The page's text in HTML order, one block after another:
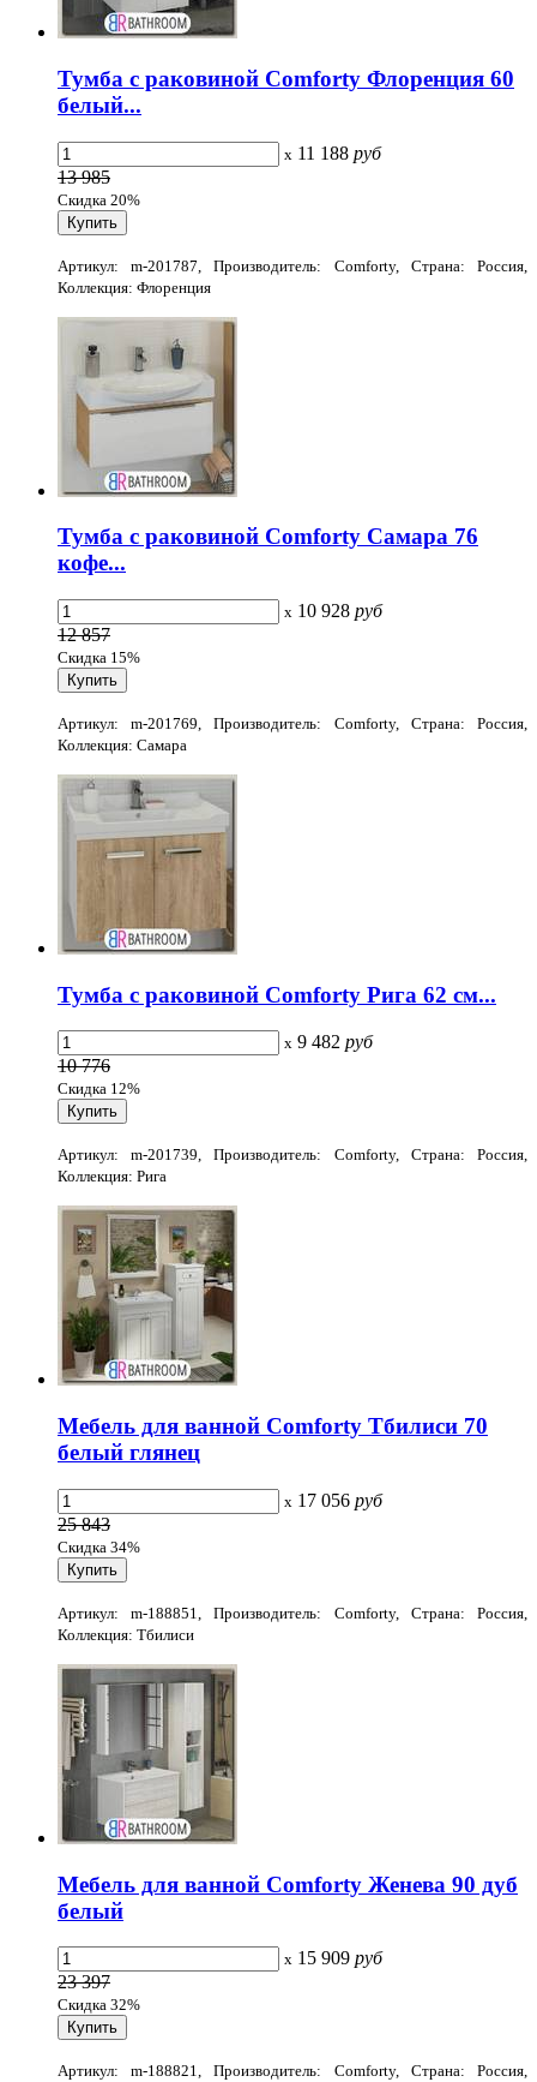
Тумба с раковиной Comforty Флоренция 60
белый...
x 11 188 руб
13 985
Скидка 20%
Артикул: m-201787, Производитель: Comforty, Страна: Россия,
Коллекция: Флоренция
Тумба с раковиной Comforty Самара 76
кофе...
x 10 928 руб
12 857
Скидка 15%
Артикул: m-201769, Производитель: Comforty, Страна: Россия,
Коллекция: Самара
Тумба с раковиной Comforty Рига 62 см...
x 9 482 руб
10 776
Скидка 12%
Артикул: m-201739, Производитель: Comforty, Страна: Россия,
Коллекция: Рига
Мебель для ванной Comforty Тбилиси 70
белый глянец
x 17 056 руб
25 843
Скидка 34%
Артикул: m-188851, Производитель: Comforty, Страна: Россия,
Коллекция: Тбилиси
Мебель для ванной Comforty Женева 90 дуб
белый
x 15 909 руб
23 397
Скидка 32%
Артикул: m-188821, Производитель: Comforty, Страна: Россия,